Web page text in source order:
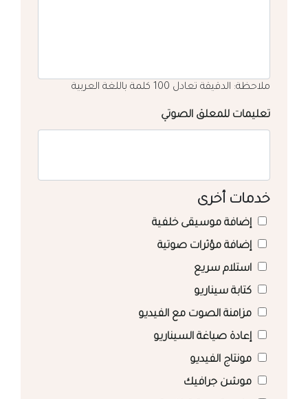
ملاحظة: الدقيقة تعادل 100 كلمة باللغة العربية
تعليمات للمعلق الصوتي
خدمات أخرى
إضافة موسيقى خلفية
إضافة مؤثرات صوتية
استلام سريع
كتابة سيناريو
مزامنة الصوت مع الفيديو
إعادة صياغة السيناريو
مونتاج الفيديو
موشن جرافيك